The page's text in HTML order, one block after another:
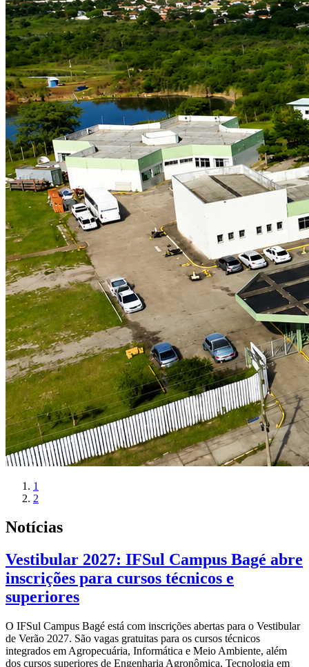
1
2
Notícias
Vestibular 2027: IFSul Campus Bagé abre
inscrições para cursos técnicos e
superiores
O IFSul Campus Bagé está com inscrições abertas para o Vestibular
de Verão 2027. São vagas gratuitas para os cursos técnicos
integrados em Agropecuária, Informática e Meio Ambiente, além
dos cursos superiores de Engenharia Agronômica, Tecnologia em